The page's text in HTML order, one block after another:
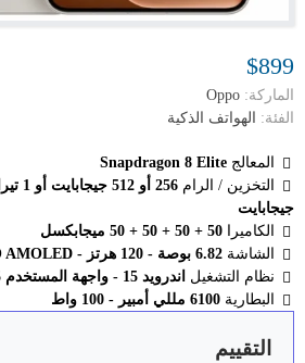
$899
الماركة: Oppo
الفئة:
الهواتف الذكية
المعالج Snapdragon 8 Elite
التخزين / الرام
جيجابايت
الكاميرا
50 + 50 + 50 + 50 ميجابكسل
الشاشة 6.82 بوصة - 120 هرتز - LTPO AMOLED
نظام التشغيل اندرويد 15 - واجهة المستخدم ColorOS 15
البطارية 6100 مللي أمبير - 100 واط
التقييم